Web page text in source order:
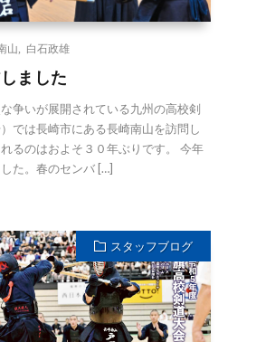
山 白石政雄
ました
争いが展開されている九州の高校剣
では長崎市にある長崎南山を訪問し
るのはおよそ３０年ぶりです。 今年
た。春のセンバ […]
スタッフブログ